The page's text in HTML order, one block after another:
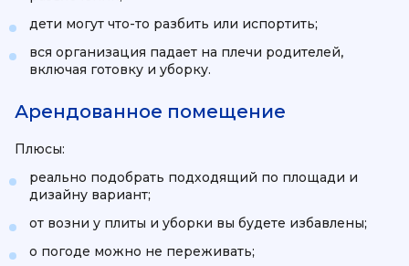
дети могут что-то разбить или испортить;
вся организация падает на плечи родителей,
включая готовку и уборку.
Арендованное помещение
Плюсы:
реально подобрать подходящий по площади и
дизайну вариант;
от возни у плиты и уборки вы будете избавлены;
о погоде можно не переживать;